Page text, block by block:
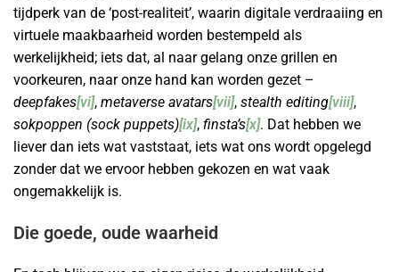
tijdperk van de ‘post-realiteit’, waarin digitale verdraaiing en
virtuele maakbaarheid worden bestempeld als
werkelijkheid; iets dat, al naar gelang onze grillen en
voorkeuren, naar onze hand kan worden gezet –
deepfakes[vi], metaverse avatars[vii], stealth editing[viii],
sokpoppen (sock puppets)[ix], finsta’s[x]. Dat hebben we
liever dan iets wat vaststaat, iets wat ons wordt opgelegd
zonder dat we ervoor hebben gekozen en wat vaak
ongemakkelijk is.
Die goede, oude waarheid